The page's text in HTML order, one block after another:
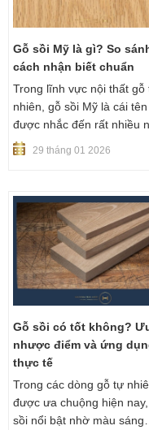
năng lẫn giá trị sử dụng.
Gỗ sồi Mỹ là gì? So
cách nhận biết chuẩn
Trong lĩnh vực nội thất gỗ
nhiên, gỗ sồi Mỹ là cái tên
được nhắc đến rất nhiều
vẻ đẹp sáng màu, vân gỗ
khoăn gỗ sồi Mỹ có tốt
thuộc nhóm mấy, khác gì
với sồi Nga và làm sao để
nhận biết đúng gỗ chất
Bài viết dưới đây sẽ giúp
hiểu rõ bản chất, ưu
điểm và ứng dụng thực tế
gỗ sồi Mỹ trước khi lựa
cho công trình của mình.
29 tháng 01 2026
Gỗ sồi có tốt không?
nhược điểm và ứng
thực tế
Trong các dòng gỗ tự
được ưa chuộng hiện
sồi nổi bật nhờ màu sáng